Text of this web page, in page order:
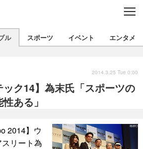
C
E
衣類
バックナンバー
インプレ
国内
写真
スポーツ
ル スポーツ イベント エンタメ
ック14】為末氏「スポーツの
ある」
2014.3.25 Tue 0:00
2014】ウ
リート為